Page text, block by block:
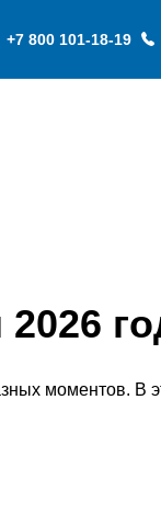
+7 800 101-18-19
моментов. В